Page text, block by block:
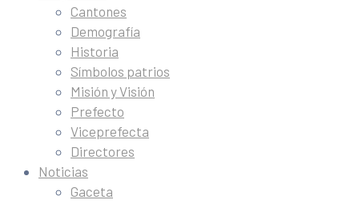
Cantones
Demografía
Historia
Símbolos patrios
Misión y Visión
Prefecto
Viceprefecta
Directores
Noticias
Gaceta